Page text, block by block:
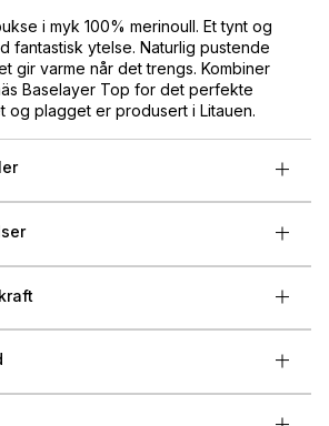
i myk 100% merinoull. Et tynt og
fantastisk ytelse. Naturlig pustende
gir varme når det trengs. Kombiner
Baselayer Top for det perfekte
og plagget er produsert i Litauen.